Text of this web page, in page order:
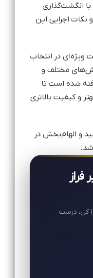
انگشت‌گذاری
اجرایی این
ویژه‌ای در انتخاب
مختلف و
شده است تا
و کیفیت بالاتری
و الهام‌بخش در
فراز
کن، درست